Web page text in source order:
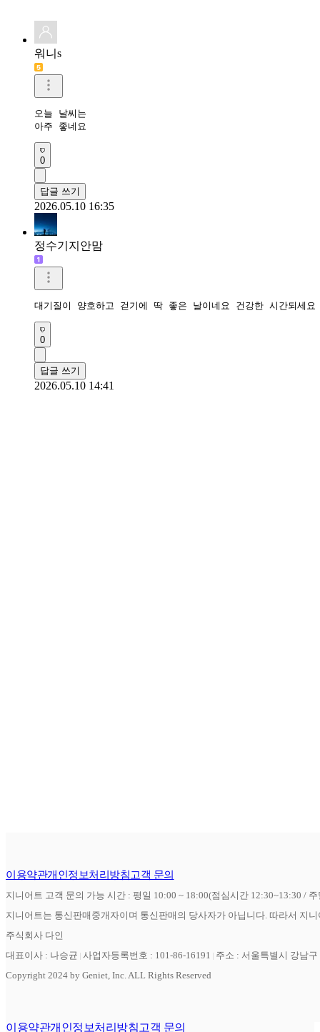
워니s
오늘 날씨는
아주 좋네요
0
답글 쓰기
2026.05.10 16:35
정수기지안맘
대기질이 양호하고 걷기에 딱 좋은 날이네요 건강한 시간되세
0
답글 쓰기
2026.05.10 14:41
이용약관개인정보처리방침고객 문의
지니어트 고객 문의 가능 시간 : 평일 10:00 ~ 18:00(점심시간 12:30~13:30 /
지니어트는 통신판매중개자이며 통신판매의 당사자가 아닙니다. 따라서 지
주식회사 다인
대표이사 : 나승균 사업자등록번호 : 101-86-16191
주소 : 서울특별시 강남
Copyright 2024 by Geniet, Inc. ALL Rights Reserved
이용약관개인정보처리방침고객 문의